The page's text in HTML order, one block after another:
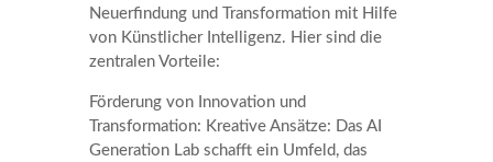
Neuerfindung und Transformation mit Hilfe
von Künstlicher Intelligenz. Hier sind die
zentralen Vorteile:
Förderung von Innovation und
Transformation: Kreative Ansätze: Das AI
Generation Lab schafft ein Umfeld, das